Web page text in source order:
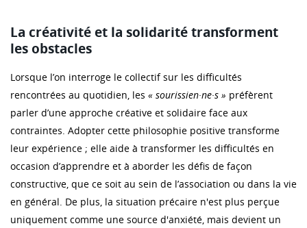
La créativité et la solidarité transforment
les obstacles
Lorsque l’on interroge le collectif sur les difficultés
rencontrées au quotidien, les « sourissien·ne·s » préfèrent
parler d’une approche créative et solidaire face aux
contraintes. Adopter cette philosophie positive transforme
leur expérience ; elle aide à transformer les difficultés en
occasion d’apprendre et à aborder les défis de façon
constructive, que ce soit au sein de l’association ou dans la vie
en général. De plus, la situation précaire n'est plus perçue
uniquement comme une source d'anxiété, mais devient un